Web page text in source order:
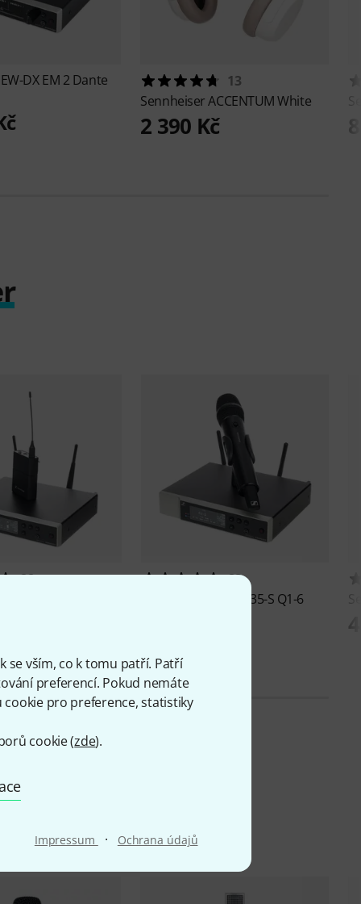
se vším, co k tomu patří. Patří
preferencí. Pokud nemáte
pro preference, statistiky
cookie (zde).
Impressum · Ochrana údajů
EW-DX EM 2 Dante
13
SennheiserACCENTUM White
2 390 Kč
22
28
EW-D 835-S Q1-6